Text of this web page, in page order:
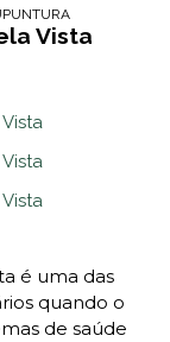
CACHORROEM CAES
Vista
é uma das
quando o
de saúde